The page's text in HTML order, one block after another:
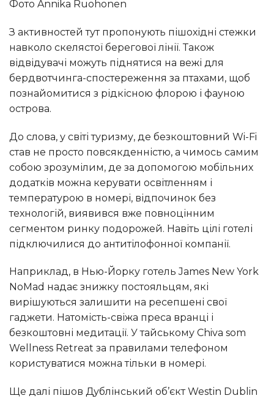
Фото Annika Ruohonen
З активностей тут пропонують пішохідні стежки
навколо скелястої берегової лінії. Також
відвідувачі можуть піднятися на вежі для
бердвотчинга-спостереження за птахами, щоб
познайомитися з рідкісною флорою і фауною
острова.
До слова, у світі туризму, де безкоштовний Wi-Fi
став не просто повсякденністю, а чимось самим
собою зрозумілим, де за допомогою мобільних
додатків можна керувати освітленням і
температурою в номері, відпочинок без
технологій, виявився вже повноцінним
сегментом ринку подорожей. Навіть цілі готелі
підключилися до антитілофонної компанії.
Наприклад, в Нью-Йорку готель James New York
NoMad надає знижку постояльцям, які
вирішуються залишити на ресепшені свої
гаджети. Натомість-свіжа преса вранці і
безкоштовні медитації. У тайському Chiva som
Wellness Retreat за правилами телефоном
користуватися можна тільки в номері.
Ще далі пішов Дублінський об’єкт Westin Dublin